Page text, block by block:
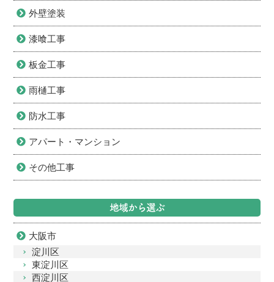
外壁塗装
漆喰工事
板金工事
雨樋工事
防水工事
アパート・マンション
その他工事
地域から選ぶ
大阪市
淀川区
東淀川区
西淀川区